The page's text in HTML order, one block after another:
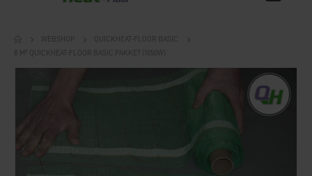
WEBSHOP
QUICKHEAT-FLOOR BASIC
8 M² QUICKHEAT-FLOOR BASIC PAKKET (1050W)